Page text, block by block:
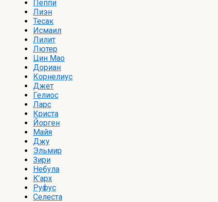
Пеппи
Лиэн
Тесак
Исмаил
Лилит
Лютер
Цин Мао
Дориан
Корнелиус
Джет
Гелиос
Ларс
Криста
Йорген
Майя
Джу
Эльмир
Зири
Небула
К’арх
Руфус
Селеста